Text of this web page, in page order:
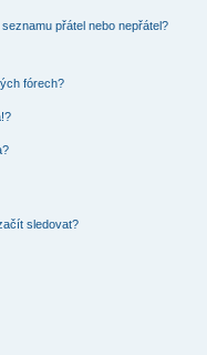
přátel nebo nepřátel?
fórech?
sledovat?